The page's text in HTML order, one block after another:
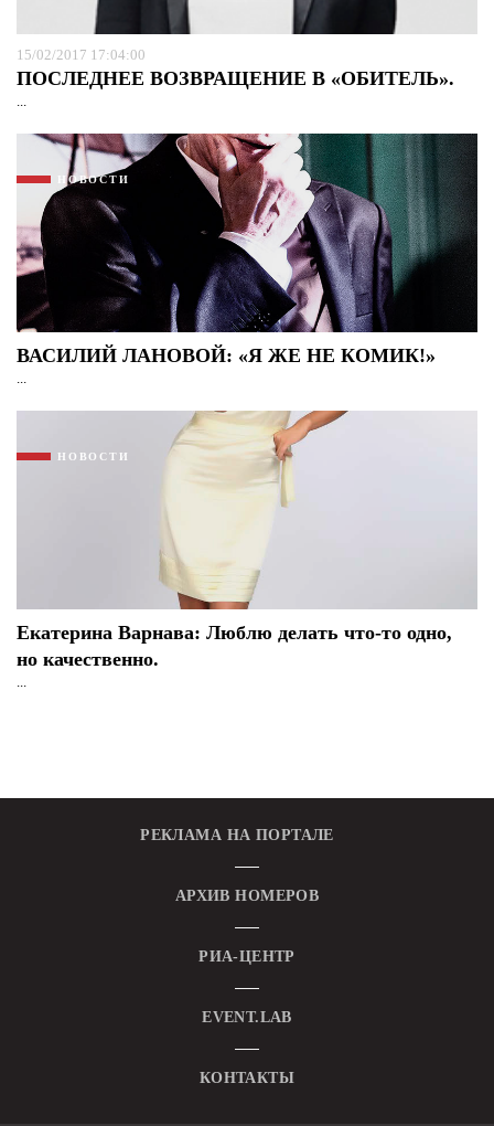
15/02/2017 17:04:00
ПОСЛЕДНЕЕ ВОЗВРАЩЕНИЕ В «ОБИТЕЛЬ».
...
НОВОСТИ
ВАСИЛИЙ ЛАНОВОЙ: «Я ЖЕ НЕ КОМИК!»
...
НОВОСТИ
Екатерина Варнава: Люблю делать что-то одно,
но качественно.
...
РЕКЛАМА НА ПОРТАЛЕ
АРХИВ НОМЕРОВ
РИА-ЦЕНТР
EVENT.LAB
КОНТАКТЫ